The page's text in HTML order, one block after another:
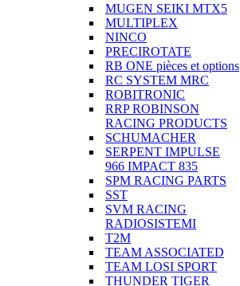
MUGEN SEIKI MTX5
MULTIPLEX
NINCO
PRECIROTATE
RB ONE pièces et options
RC SYSTEM MRC
ROBITRONIC
RRP ROBINSON
RACING PRODUCTS
SCHUMACHER
SERPENT IMPULSE
966 IMPACT 835
SPM RACING PARTS
SST
SVM RACING
RADIOSISTEMI
T2M
TEAM ASSOCIATED
TEAM LOSI SPORT
THUNDER TIGER